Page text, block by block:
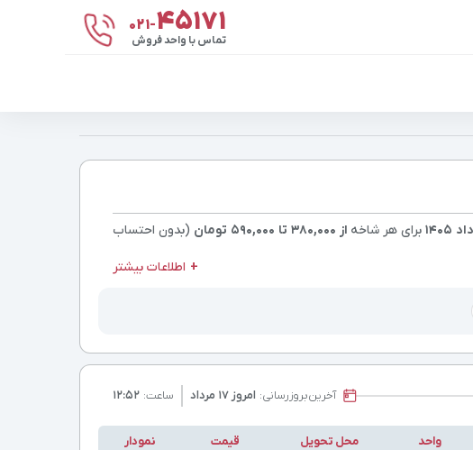
021-۴۵۱۷۱
تماس با واحد فروش
برای هر شاخه از 380,000 تا 590,000 تومان
(بدون احتساب
اطلاعات بیشتر
آخرینبروزرسانی: امروز ۱۷ مرداد ساعت: ۱۲:۵۲
واحد محل تحویل قیمت
نمودار